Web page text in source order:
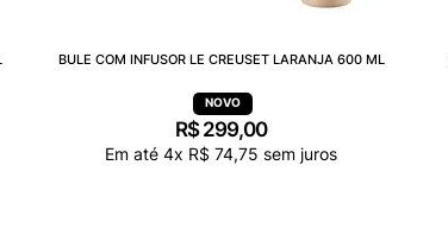
BULE COM INFUSOR LE CREUSET LARANJA 600 ML
R$299,00
Em até4x R$ 74,75 sem juros